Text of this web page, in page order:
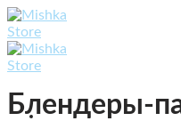
Skip
to
content
Блендеры-